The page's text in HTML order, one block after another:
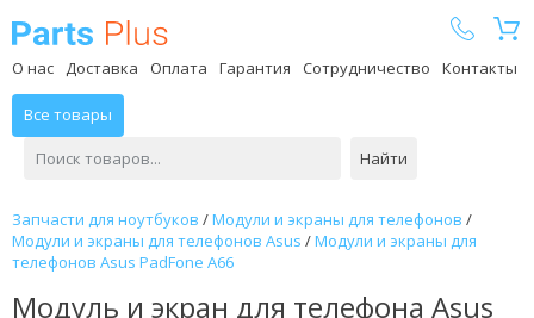
О нас Доставка Оплата Гарантия Сотрудничество Контакты
Все товары
Найти
Запчасти для ноутбуков /Модули и экраны для телефонов /
Модули и экраны для телефонов Asus /Модули и экраны для
телефонов Asus PadFone A66
Модуль и экран для телефона Asus